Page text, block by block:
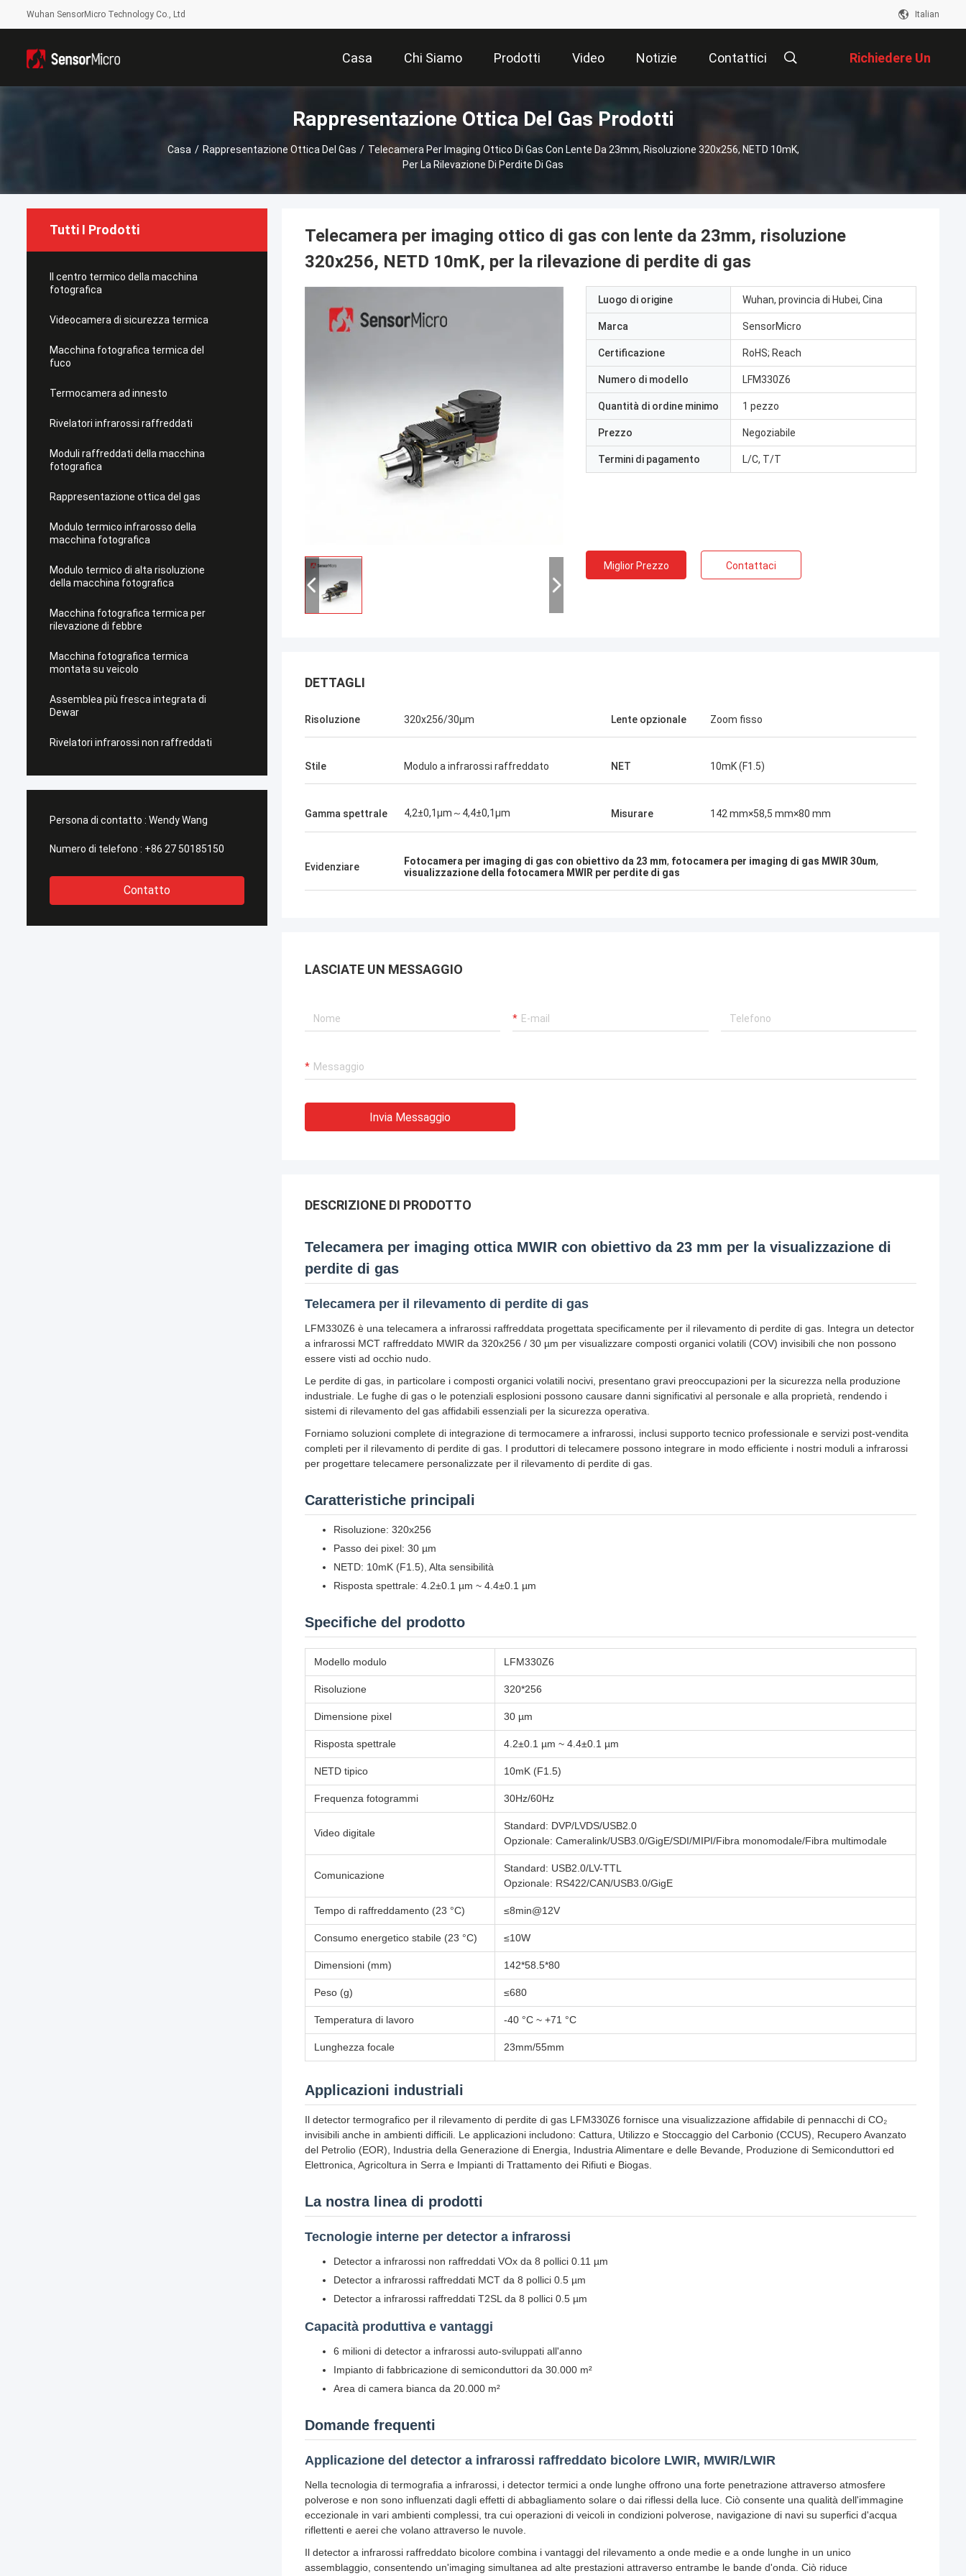
Wuhan SensorMicro Technology Co., Ltd Italian
Casa Chi Siamo Prodotti Video Notizie Contattici Richiedere Un
Preventivo
Rappresentazione Ottica Del Gas Prodotti
Casa / Rappresentazione Ottica Del Gas / Telecamera Per Imaging Ottico Di Gas Con Lente Da 23mm, Risoluzione 320x256, NETD 10mK,
Per La Rilevazione Di Perdite Di Gas
Tutti I Prodotti
Il centro termico della macchina
fotografica
Videocamera di sicurezza termica
Macchina fotografica termica del
fuco
Termocamera ad innesto
Rivelatori infrarossi raffreddati
Moduli raffreddati della macchina
fotografica
Rappresentazione ottica del gas
Modulo termico infrarosso della
macchina fotografica
Modulo termico di alta risoluzione
della macchina fotografica
Macchina fotografica termica per
rilevazione di febbre
Macchina fotografica termica
montata su veicolo
Assemblea più fresca integrata di
Dewar
Rivelatori infrarossi non raffreddati
Persona di contatto : Wendy Wang
Numero di telefono : +86 27 50185150
Contatto
Telecamera per imaging ottico di gas con lente da 23mm, risoluzione
320x256, NETD 10mK, per la rilevazione di perdite di gas
Luogo di origine Wuhan, provincia di Hubei, Cina
Marca SensorMicro
Certificazione RoHS; Reach
Numero di modello LFM330Z6
Quantità di ordine minimo 1 pezzo
Prezzo Negoziabile
Termini di pagamento L/C, T/T
Miglior Prezzo Contattaci
DETTAGLI
Risoluzione 320x256/30μm Lente opzionale Zoom fisso
Stile Modulo a infrarossi raffreddato NET 10mK (F1.5)
Gamma spettrale 4,2±0,1μm～4,4±0,1μm Misurare 142 mm×58,5 mm×80 mm
Evidenziare Fotocamera per imaging di gas con obiettivo da 23 mm, fotocamera per imaging di gas MWIR 30um,
visualizzazione della fotocamera MWIR per perdite di gas
LASCIATE UN MESSAGGIO
Invia Messaggio
DESCRIZIONE DI PRODOTTO
Telecamera per imaging ottica MWIR con obiettivo da 23 mm per la visualizzazione di
perdite di gas
Telecamera per il rilevamento di perdite di gas
LFM330Z6 è una telecamera a infrarossi raffreddata progettata specificamente per il rilevamento di perdite di gas. Integra un detector
a infrarossi MCT raffreddato MWIR da 320x256 / 30 µm per visualizzare composti organici volatili (COV) invisibili che non possono
essere visti ad occhio nudo.
Le perdite di gas, in particolare i composti organici volatili nocivi, presentano gravi preoccupazioni per la sicurezza nella produzione
industriale. Le fughe di gas o le potenziali esplosioni possono causare danni significativi al personale e alla proprietà, rendendo i
sistemi di rilevamento del gas affidabili essenziali per la sicurezza operativa.
Forniamo soluzioni complete di integrazione di termocamere a infrarossi, inclusi supporto tecnico professionale e servizi post-vendita
completi per il rilevamento di perdite di gas. I produttori di telecamere possono integrare in modo efficiente i nostri moduli a infrarossi
per progettare telecamere personalizzate per il rilevamento di perdite di gas.
Caratteristiche principali
Risoluzione: 320x256
Passo dei pixel: 30 µm
NETD: 10mK (F1.5), Alta sensibilità
Risposta spettrale: 4.2±0.1 µm ~ 4.4±0.1 µm
Specifiche del prodotto
Modello modulo LFM330Z6
Risoluzione 320*256
Dimensione pixel 30 µm
Risposta spettrale 4.2±0.1 µm ~ 4.4±0.1 µm
NETD tipico 10mK (F1.5)
Frequenza fotogrammi 30Hz/60Hz
Video digitale
Standard: DVP/LVDS/USB2.0
Opzionale: Cameralink/USB3.0/GigE/SDI/MIPI/Fibra monomodale/Fibra multimodale
Comunicazione
Standard: USB2.0/LV-TTL
Opzionale: RS422/CAN/USB3.0/GigE
Tempo di raffreddamento (23 °C) ≤8min@12V
Consumo energetico stabile (23 °C) ≤10W
Dimensioni (mm) 142*58.5*80
Peso (g) ≤680
Temperatura di lavoro -40 °C ~ +71 °C
Lunghezza focale 23mm/55mm
Applicazioni industriali
Il detector termografico per il rilevamento di perdite di gas LFM330Z6 fornisce una visualizzazione affidabile di pennacchi di CO₂
invisibili anche in ambienti difficili. Le applicazioni includono: Cattura, Utilizzo e Stoccaggio del Carbonio (CCUS), Recupero Avanzato
del Petrolio (EOR), Industria della Generazione di Energia, Industria Alimentare e delle Bevande, Produzione di Semiconduttori ed
Elettronica, Agricoltura in Serra e Impianti di Trattamento dei Rifiuti e Biogas.
La nostra linea di prodotti
Tecnologie interne per detector a infrarossi
Detector a infrarossi non raffreddati VOx da 8 pollici 0.11 µm
Detector a infrarossi raffreddati MCT da 8 pollici 0.5 µm
Detector a infrarossi raffreddati T2SL da 8 pollici 0.5 µm
Capacità produttiva e vantaggi
6 milioni di detector a infrarossi auto-sviluppati all'anno
Impianto di fabbricazione di semiconduttori da 30.000 m²
Area di camera bianca da 20.000 m²
Domande frequenti
Applicazione del detector a infrarossi raffreddato bicolore LWIR, MWIR/LWIR
Nella tecnologia di termografia a infrarossi, i detector termici a onde lunghe offrono una forte penetrazione attraverso atmosfere
polverose e non sono influenzati dagli effetti di abbagliamento solare o dai riflessi della luce. Ciò consente una qualità dell'immagine
eccezionale in vari ambienti complessi, tra cui operazioni di veicoli in condizioni polverose, navigazione di navi su superfici d'acqua
riflettenti e aerei che volano attraverso le nuvole.
Il detector a infrarossi raffreddato bicolore combina i vantaggi del rilevamento a onde medie e a onde lunghe in un unico
assemblaggio, consentendo un'imaging simultanea ad alte prestazioni attraverso entrambe le bande d'onda. Ciò riduce